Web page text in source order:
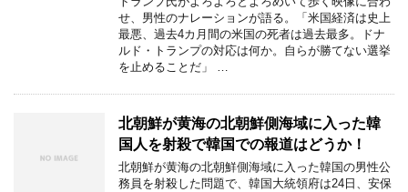
せ、男性のナレーションが語る。「米国経済は史上
最悪、過去4カ月間の米国の死者は過去最多。ドナ
ルド・トランプの対応は何か。自らが勝てない選挙
を止めることだ」 …
北朝鮮が黄海の北朝鮮側海域に入った韓
国人を射殺で韓国での報道はどうか！
北朝鮮が黄海の北朝鮮側海域に入った韓国の男性公
務員を射殺した問題で、韓国大統領府は24日、安保